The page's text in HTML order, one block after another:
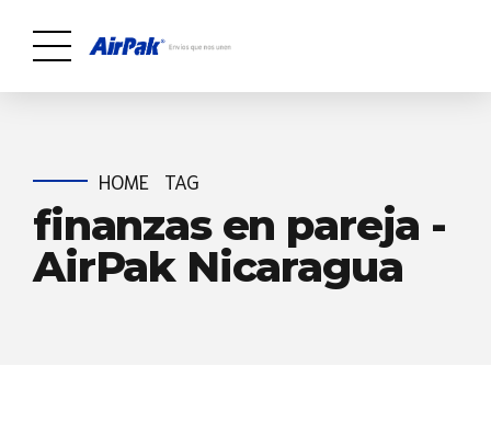
HOME TAG
finanzas en pareja -
AirPak Nicaragua